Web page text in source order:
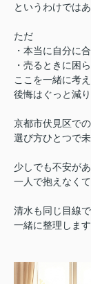
というわけでは
ただ
・本当に自分に
・売るときに困
ここを一緒に考え
後悔はぐっと減
京都市伏見区での
選び方ひとつで
少しでも不安があ
一人で抱えなく
清水も同じ目線で
一緒に整理しま